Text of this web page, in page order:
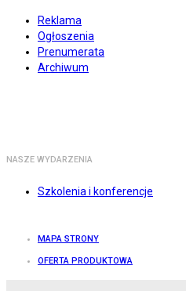
Reklama
Ogłoszenia
Prenumerata
Archiwum
NASZE WYDARZENIA
Szkolenia i konferencje
MAPA STRONY
OFERTA PRODUKTOWA